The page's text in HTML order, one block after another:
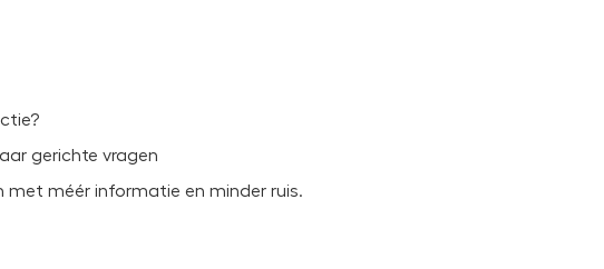
gerichte vragen
met méér informatie en minder ruis.